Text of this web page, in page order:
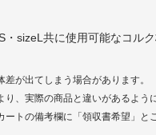
sizeL共に使用可能なコルク
が出てしまう場合があります。
、実際の商品と違いがあるよう
トの備考欄に「領収書希望」と